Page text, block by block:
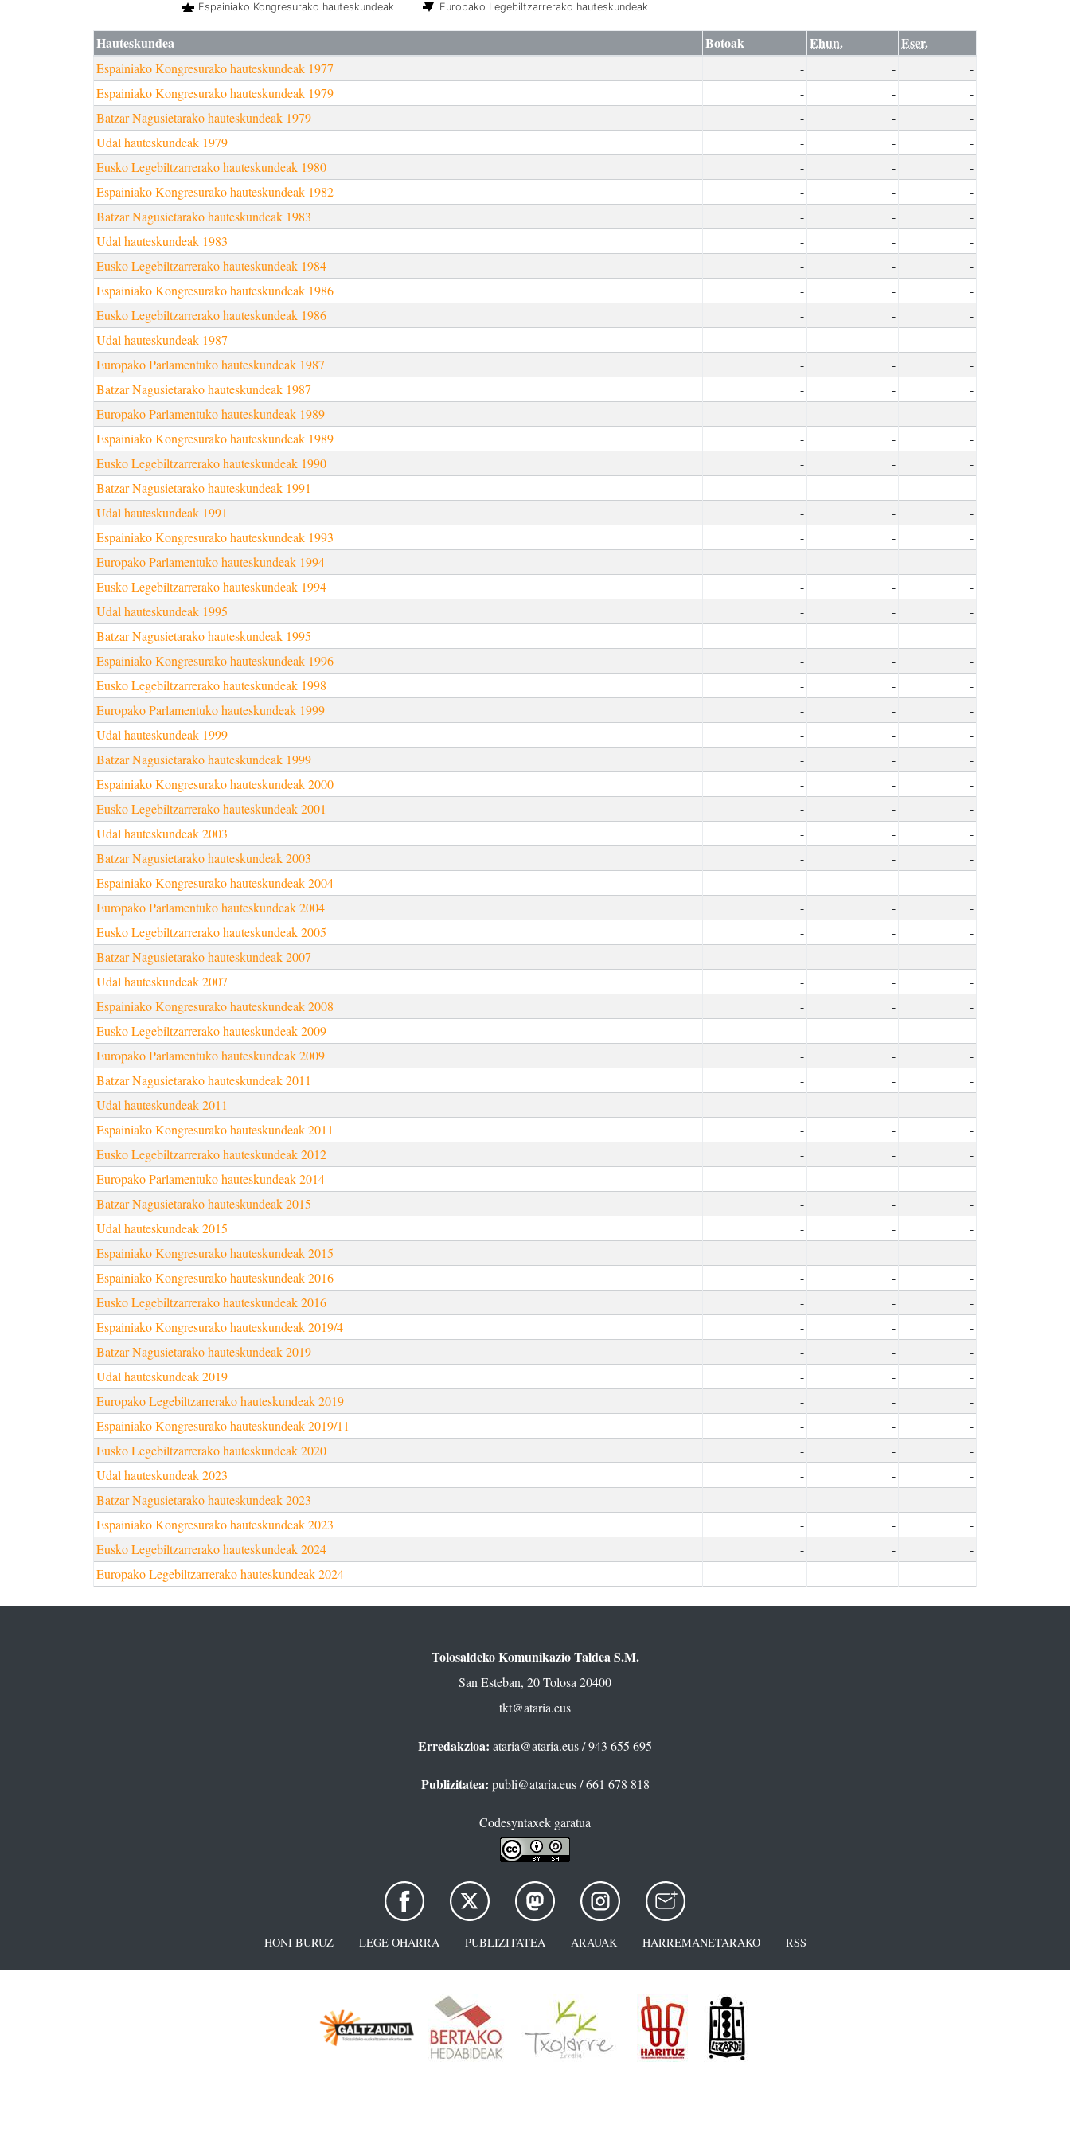
Espainiako Kongresurako hauteskundeak
Europako Legebiltzarrerako hauteskundeak
Hauteskundea Botoak Ehun. Eser.
Espainiako Kongresurako hauteskundeak 1977 - -
-
Espainiako Kongresurako hauteskundeak 1979
- -
-
Batzar Nagusietarako hauteskundeak 1979
- -
-
Udal hauteskundeak 1979
- -
-
Eusko Legebiltzarrerako hauteskundeak 1980
- -
-
Espainiako Kongresurako hauteskundeak 1982
- -
-
Batzar Nagusietarako hauteskundeak 1983
- -
-
Udal hauteskundeak 1983
- -
-
Eusko Legebiltzarrerako hauteskundeak 1984
- -
-
Espainiako Kongresurako hauteskundeak 1986
- -
-
Eusko Legebiltzarrerako hauteskundeak 1986
- -
-
Udal hauteskundeak 1987
- -
-
Europako Parlamentuko hauteskundeak 1987
- -
-
Batzar Nagusietarako hauteskundeak 1987
- -
-
Europako Parlamentuko hauteskundeak 1989
- -
-
Espainiako Kongresurako hauteskundeak 1989
- -
-
Eusko Legebiltzarrerako hauteskundeak 1990
- -
-
Batzar Nagusietarako hauteskundeak 1991
- -
-
Udal hauteskundeak 1991
- -
-
Espainiako Kongresurako hauteskundeak 1993
- -
-
Europako Parlamentuko hauteskundeak 1994
- -
-
Eusko Legebiltzarrerako hauteskundeak 1994
- -
-
Udal hauteskundeak 1995
- -
-
Batzar Nagusietarako hauteskundeak 1995
- -
-
Espainiako Kongresurako hauteskundeak 1996
- -
-
Eusko Legebiltzarrerako hauteskundeak 1998
- -
-
Europako Parlamentuko hauteskundeak 1999
- -
-
Udal hauteskundeak 1999
- -
-
Batzar Nagusietarako hauteskundeak 1999
- -
-
Espainiako Kongresurako hauteskundeak 2000
- -
-
Eusko Legebiltzarrerako hauteskundeak 2001
- -
-
Udal hauteskundeak 2003
- -
-
Batzar Nagusietarako hauteskundeak 2003
- -
-
Espainiako Kongresurako hauteskundeak 2004
- -
-
Europako Parlamentuko hauteskundeak 2004
- -
-
Eusko Legebiltzarrerako hauteskundeak 2005
- -
-
Batzar Nagusietarako hauteskundeak 2007
- -
-
Udal hauteskundeak 2007
- -
-
Espainiako Kongresurako hauteskundeak 2008
- -
-
Eusko Legebiltzarrerako hauteskundeak 2009
- -
-
Europako Parlamentuko hauteskundeak 2009
- -
-
Batzar Nagusietarako hauteskundeak 2011
- -
-
Udal hauteskundeak 2011
- -
-
Espainiako Kongresurako hauteskundeak 2011
- -
-
Eusko Legebiltzarrerako hauteskundeak 2012
- -
-
Europako Parlamentuko hauteskundeak 2014
- -
-
Batzar Nagusietarako hauteskundeak 2015
- -
-
Udal hauteskundeak 2015
- -
-
Espainiako Kongresurako hauteskundeak 2015
- -
-
Espainiako Kongresurako hauteskundeak 2016
- -
-
Eusko Legebiltzarrerako hauteskundeak 2016
- -
-
Espainiako Kongresurako hauteskundeak 2019/4
- -
-
Batzar Nagusietarako hauteskundeak 2019
- -
-
Udal hauteskundeak 2019
- -
-
Europako Legebiltzarrerako hauteskundeak 2019
- -
-
Espainiako Kongresurako hauteskundeak 2019/11
- -
-
Eusko Legebiltzarrerako hauteskundeak 2020
- -
-
Udal hauteskundeak 2023
- -
-
Batzar Nagusietarako hauteskundeak 2023
- -
-
Espainiako Kongresurako hauteskundeak 2023
- -
-
Eusko Legebiltzarrerako hauteskundeak 2024
- -
-
Europako Legebiltzarrerako hauteskundeak 2024
- - -
Tolosaldeko Komunikazio Taldea S.M.
San Esteban, 20 Tolosa 20400
tkt@ataria.eus
Erredakzioa: ataria@ataria.eus/ 943 655 695
Publizitatea: publi@ataria.eus/ 661 678 818
Codesyntaxek garatua
HONI BURUZ LEGE OHARRA PUBLIZITATEA ARAUAK HARREMANETARAKO RSS